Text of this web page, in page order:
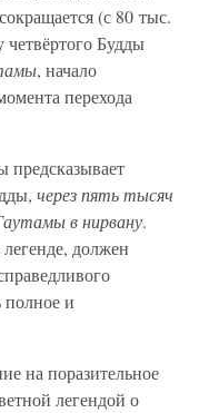
(с 80 тыс.
Будды
, начало
перехода
предсказывает
через пять тысяч
в нирвану.
легенде, должен
полное и
на поразительное
легендой о